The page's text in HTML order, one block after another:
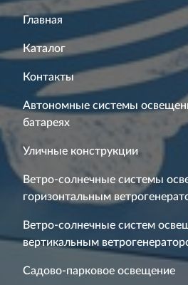
Главная
Каталог
Контакты
Автономные системы
батареях
Уличные конструкции
Ветро-солнечные системы
горизонтальным
Ветро-солнечные систем
вертикальным
Садово-парковое освещение